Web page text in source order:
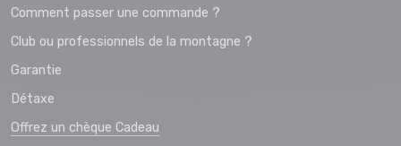
Comment passer une commande ?
Club ou professionnels de la montagne ?
Garantie
Détaxe
Offrez un chèque Cadeau